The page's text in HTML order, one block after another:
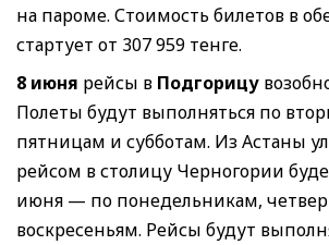
на пароме. Стоимость билетов в
стартует от 307 959 тенге.
8 июня рейсы в Подгорицу
Полеты будут выполняться по
пятницам и субботам. Из Астаны
рейсом в столицу Черногории
июня — по понедельникам,
воскресеньям. Рейсы будут